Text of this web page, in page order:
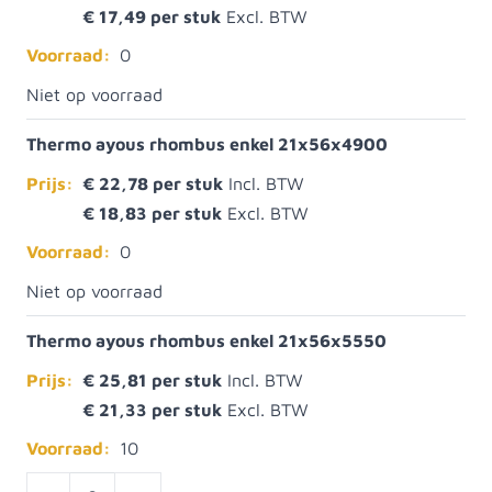
€ 17,49
Voorraad:
0
Niet op voorraad
Thermo ayous rhombus enkel 21x56x4900
Prijs: € 22,78
€ 18,83
Voorraad:
0
Niet op voorraad
Thermo ayous rhombus enkel 21x56x5550
Prijs: € 25,81
€ 21,33
Voorraad:
10